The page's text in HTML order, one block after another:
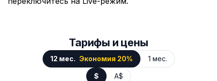
Тарифы и цены
12 мес. Экономия 20% 1 мес.
$ A$